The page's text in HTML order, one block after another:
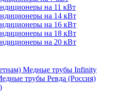
на 11 кВт
на 14 кВт
на 16 кВт
на 18 кВт
на 20 кВт
Медные трубы Infinity
трубы Ревда (Россия)